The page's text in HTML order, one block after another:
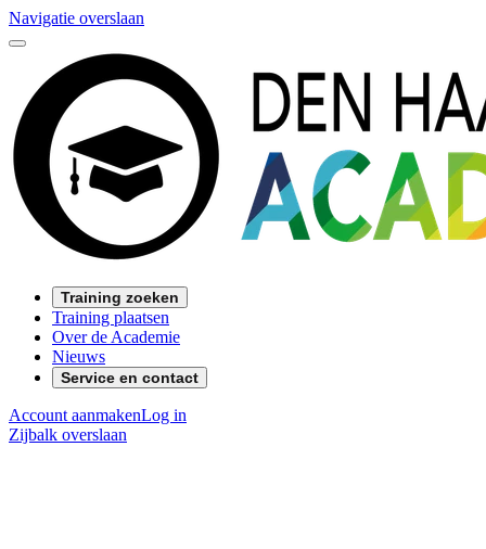
Navigatie overslaan
Training zoeken
Training plaatsen
Over de Academie
Nieuws
Service en contact
Account aanmakenLog in
Zijbalk overslaan